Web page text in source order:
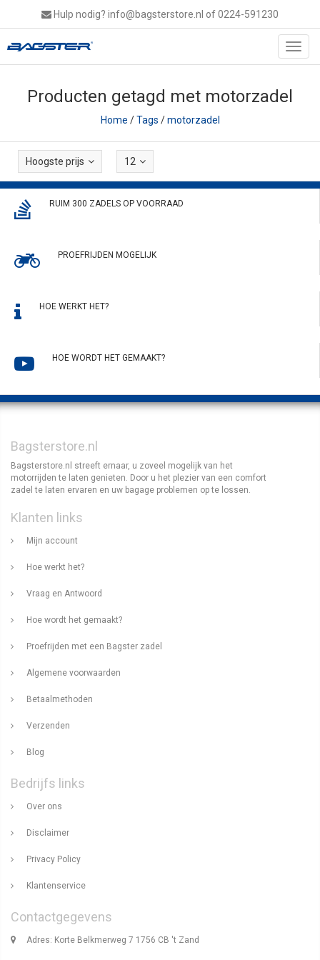
Hulp nodig? info@bagsterstore.nl of 0224-591230
Producten getagd met motorzadel
Home /Tags /motorzadel
Hoogste prijs 12
RUIM 300 ZADELS OP VOORRAAD
PROEFRIJDEN MOGELIJK
HOE WERKT HET?
HOE WORDT HET GEMAAKT?
Bagsterstore.nl
Bagsterstore.nl streeft ernaar, u zoveel mogelijk van het
motorrijden te laten genieten. Door u het plezier van een comfort
zadel te laten ervaren en uw bagage problemen op te lossen.
Klanten links
Mijn account
Hoe werkt het?
Vraag en Antwoord
Hoe wordt het gemaakt?
Proefrijden met een Bagster zadel
Algemene voorwaarden
Betaalmethoden
Verzenden
Blog
Bedrijfs links
Over ons
Disclaimer
Privacy Policy
Klantenservice
Contactgegevens
Adres: Korte Belkmerweg 7 1756 CB 't Zand